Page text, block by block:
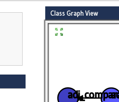
Class Graph View